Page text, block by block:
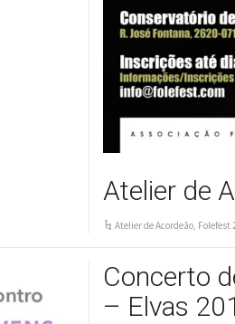
Atelier de
Atelier de Acordeão, Folefest
Concerto
– Elvas